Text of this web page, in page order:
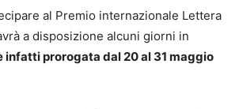
al Premio internazionale Lettera
a disposizione alcuni giorni in
infatti prorogata dal 20 al 31 maggio